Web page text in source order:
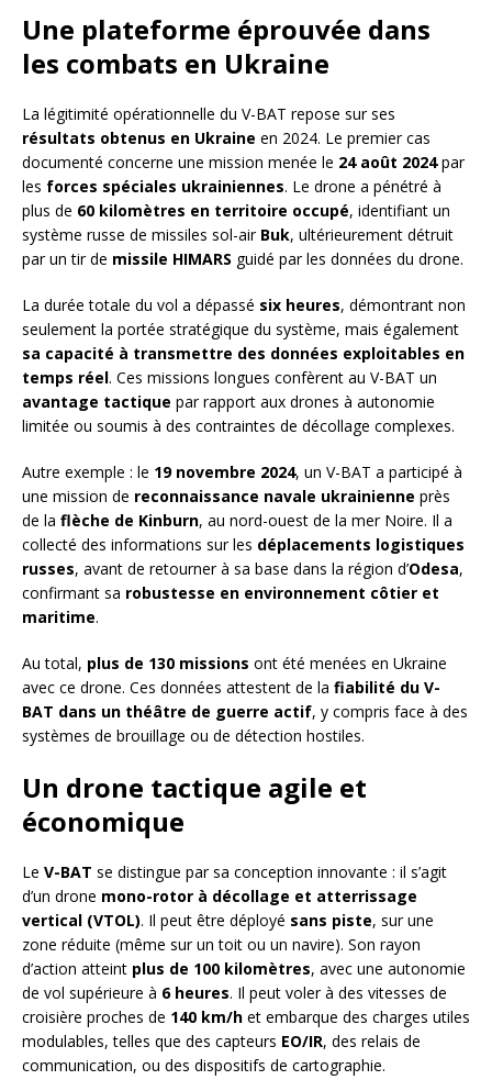
Une plateforme éprouvée dans
les combats en Ukraine
La légitimité opérationnelle du V-BAT repose sur ses
résultats obtenus en Ukraine en 2024. Le premier cas
documenté concerne une mission menée le 24 août 2024par
les forces spéciales ukrainiennes. Le drone a pénétré à
plus de 60 kilomètres en territoire occupé, identifiant un
système russe de missiles sol-air Buk, ultérieurement détruit
par un tir de missile HIMARS guidé par les données du drone.
La durée totale du vol a dépassé six heures, démontrant non
seulement la portée stratégique du système, mais également
sa capacité à transmettre des données exploitables en
temps réel. Ces missions longues confèrent au V-BAT un
avantage tactique par rapport aux drones à autonomie
limitée ou soumis à des contraintes de décollage complexes.
Autre exemple : le 19 novembre 2024, un V-BAT a participé à
une mission de reconnaissance navale ukrainienne près
de la flèche de Kinburn, au nord-ouest de la mer Noire. Il a
collecté des informations sur les déplacements logistiques
russes, avant de retourner à sa base dans la région d’Odesa,
confirmant sa robustesse en environnement côtier et
maritime.
Au total, plus de 130 missions ont été menées en Ukraine
avec ce drone. Ces données attestent de la fiabilité du V-
BAT dans un théâtre de guerre actif, y compris face à des
systèmes de brouillage ou de détection hostiles.
Un drone tactique agile et
économique
Le V-BAT se distingue par sa conception innovante : il s’agit
d’un drone mono-rotor à décollage et atterrissage
vertical (VTOL). Il peut être déployé sans piste, sur une
zone réduite (même sur un toit ou un navire). Son rayon
d’action atteint plus de 100 kilomètres, avec une autonomie
de vol supérieure à 6 heures. Il peut voler à des vitesses de
croisière proches de 140 km/h et embarque des charges utiles
modulables, telles que des capteurs EO/IR, des relais de
communication, ou des dispositifs de cartographie.